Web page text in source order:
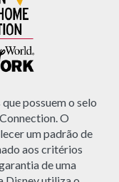
possuem o selo
O
um padrão de
aos critérios
de uma